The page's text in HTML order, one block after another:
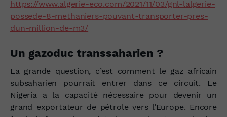
https://www.algerie-eco.com/2021/11/03/gnl-lalgerie-
possede-8-methaniers-pouvant-transporter-pres-
dun-million-de-m3/
Un gazoduc transsaharien ?
La grande question, c’est comment le gaz africain
subsaharien pourrait entrer dans ce circuit. Le
Nigeria a la capacité nécessaire pour devenir un
grand exportateur de pétrole vers l’Europe. Encore